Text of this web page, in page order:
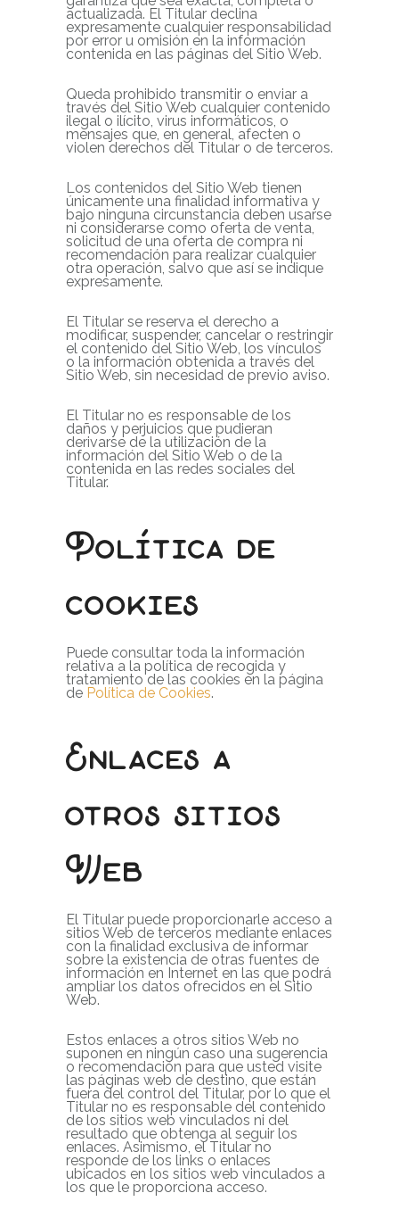
actualizada. El Titular declina
expresamente cualquier responsabilidad
por error u omisión en la información
contenida en las páginas del Sitio Web.
Queda prohibido transmitir o enviar a
través del Sitio Web cualquier contenido
ilegal o ilícito, virus informáticos, o
mensajes que, en general, afecten o
violen derechos del Titular o de terceros.
Los contenidos del Sitio Web tienen
únicamente una finalidad informativa y
bajo ninguna circunstancia deben usarse
ni considerarse como oferta de venta,
solicitud de una oferta de compra ni
recomendación para realizar cualquier
otra operación, salvo que así se indique
expresamente.
El Titular se reserva el derecho a
modificar, suspender, cancelar o restringir
el contenido del Sitio Web, los vínculos
o la información obtenida a través del
Sitio Web, sin necesidad de previo aviso.
El Titular no es responsable de los
daños y perjuicios que pudieran
derivarse de la utilización de la
información del Sitio Web o de la
contenida en las redes sociales del
Titular.
Política de
cookies
Puede consultar toda la información
relativa a la política de recogida y
tratamiento de las cookies en la página
de Política de Cookies.
Enlaces a
otros sitios
Web
El Titular puede proporcionarle acceso a
sitios Web de terceros mediante enlaces
con la finalidad exclusiva de informar
sobre la existencia de otras fuentes de
información en Internet en las que podrá
ampliar los datos ofrecidos en el Sitio
Web.
Estos enlaces a otros sitios Web no
suponen en ningún caso una sugerencia
o recomendación para que usted visite
las páginas web de destino, que están
fuera del control del Titular, por lo que el
Titular no es responsable del contenido
de los sitios web vinculados ni del
resultado que obtenga al seguir los
enlaces. Asimismo, el Titular no
responde de los links o enlaces
ubicados en los sitios web vinculados a
los que le proporciona acceso.